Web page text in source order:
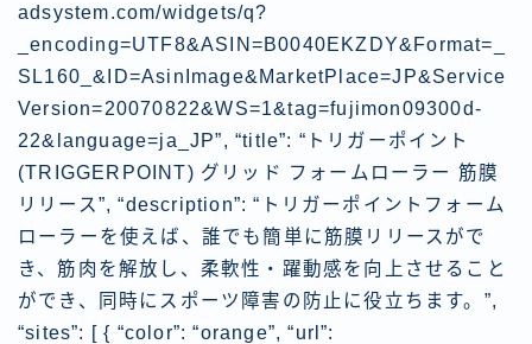
adsystem.com/widgets/q?
_encoding=UTF8&ASIN=B0040EKZDY&Format=_
SL160_&ID=AsinImage&MarketPlace=JP&Service
Version=20070822&WS=1&tag=fujimon09300d-
22&language=ja_JP”, “title”: “トリガーポイント
(TRIGGERPOINT) グリッド フォームローラー 筋膜
リリース”, “description”: “トリガーポイントフォーム
ローラーを使えば、誰でも簡単に筋膜リリースがで
き、筋肉を解放し、柔軟性・躍動感を向上させること
ができ、同時にスポーツ障害の防止に役立ちます。”,
“sites”: [ { “color”: “orange”, “url”: